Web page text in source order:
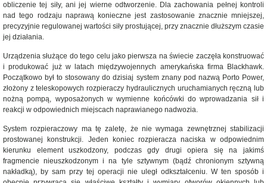
obliczenie tej siły, ani jej wierne odtworzenie. Dla zachowania pełnej kontroli
nad tego rodzaju naprawą konieczne jest zastosowanie znacznie mniejszej,
precyzyjnie regulowanej wartości siły prostującej, przy znacznie dłuższym czasie
jej działania.
Urządzenia służące do tego celu jako pierwsza na świecie zaczęła konstruować
i produkować już w latach międzywojennych amerykańska firma Blackhawk.
Początkowo był to stosowany do dzisiaj system znany pod nazwą Porto Power,
złożony z teleskopowych rozpieraczy hydraulicznych uruchamianych ręczną lub
nożną pompą, wyposażonych w wymienne końcówki do wprowadzania sił i
reakcji w odpowiednich miejscach naprawianego nadwozia.
System rozpieraczowy ma tę zaletę, że nie wymaga zewnętrznej stabilizacji
prostowanej konstrukcji. Jeden koniec rozpieracza naciska w odpowiednim
kierunku element uszkodzony, podczas gdy drugi opiera się na jakimś
fragmencie nieuszkodzonym i na tyle sztywnym (bądź chronionym sztywną
nakładką), by sam przy tej operacji nie uległ odkształceniu. W ten sposób i